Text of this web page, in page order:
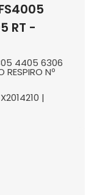
RT -
4405 6306
Nº
|